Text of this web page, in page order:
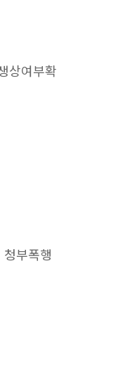
상여부확
청부폭행